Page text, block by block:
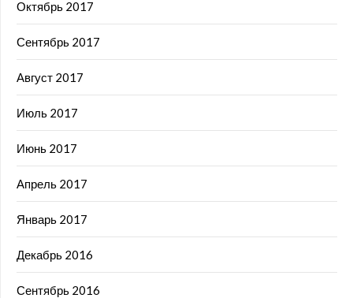
Октябрь 2017
Сентябрь 2017
Август 2017
Июль 2017
Июнь 2017
Апрель 2017
Январь 2017
Декабрь 2016
Сентябрь 2016